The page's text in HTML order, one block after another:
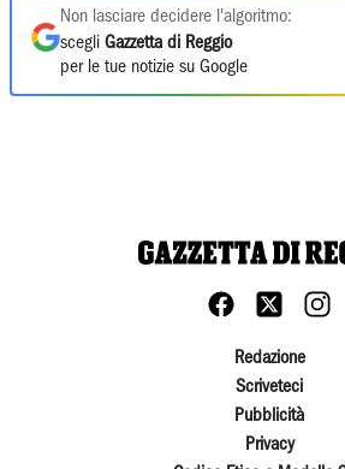
Non lasciare decidere l'algoritmo:
scegli Gazzetta di Reggio
per le tue notizie su Google
Redazione
Scriveteci
Pubblicità
Privacy